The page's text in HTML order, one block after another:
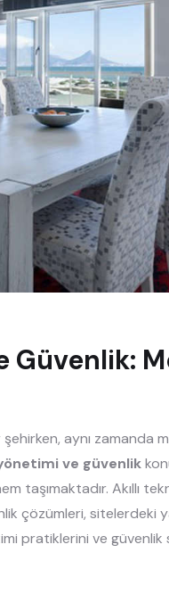
Güvenlik:
aynı zamanda
ve güvenlik
taşımaktadır. Akıllı
çözümleri, sitelerdeki
pratiklerini ve güvenlik